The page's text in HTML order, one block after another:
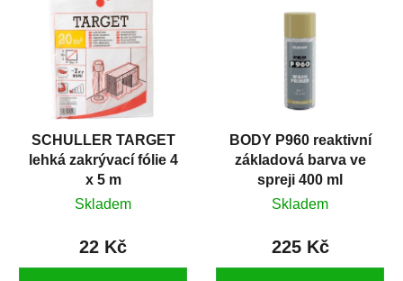
SCHULLER TARGET
lehká zakrývací fólie 4
x 5 m
Skladem
22 Kč
BODY P960 reaktivní
základová barva ve
spreji 400 ml
Skladem
225 Kč